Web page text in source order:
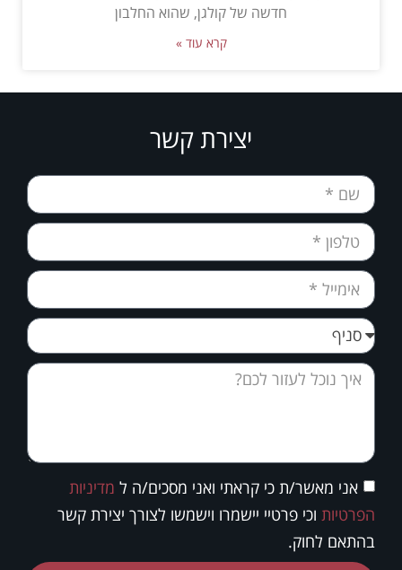
חדשה של קולגן, שהוא החלבון
קרא עוד »
יצירת קשר
אני מאשר/ת כי קראתי ואני מסכים/ה ל מדיניות
הפרטיות וכי פרטיי יישמרו וישמשו לצורך יצירת קשר
בהתאם לחוק.